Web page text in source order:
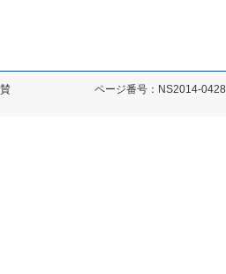
ページ番号：NS2014-0428